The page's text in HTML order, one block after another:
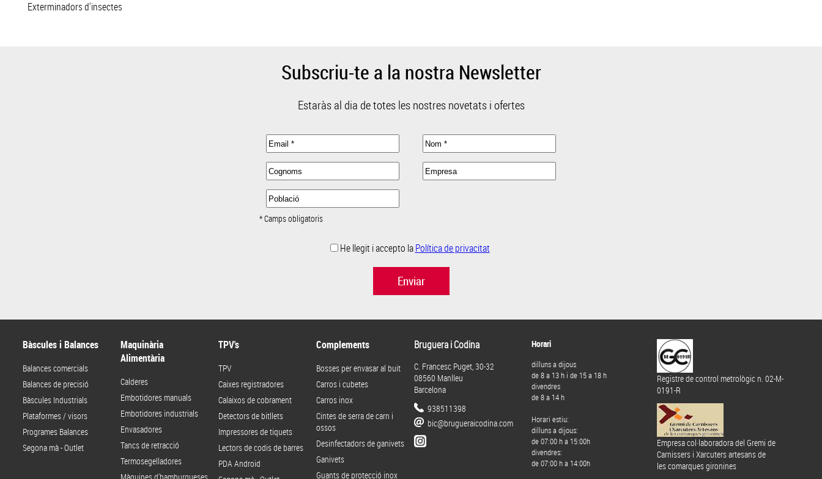
Exterminadors d'insectes
Subscriu-te a la nostra Newsletter
Estaràs al dia de totes les nostres novetats i ofertes
* Camps obligatoris
He llegit i accepto laPolítica de privacitat
Enviar
Bàscules i Balances
Balances comercials
Balances de precisió
Bàscules Industrials
Plataformes / visors
Programes Balances
Segona mà - Outlet
Maquinària
Alimentària
Calderes
Embotidores manuals
Embotidores industrials
Envasadores
Tancs de retracció
Termosegelladores
TPV's
TPV
Caixes registradores
Calaixos de cobrament
Detectors de bitllets
Impressores de tiquets
Lectors de codis de barres
PDA Android
Complements
Bosses per envasar al buit
Carros i cubetes
Carros inox
Cintes de serra de carn i
ossos
Desinfectadors de ganivets
Ganivets
Guants de protecció inox
Bruguera i Codina
C. Francesc Puget, 30-32
08560 Manlleu
Barcelona
938511398
bic@brugueraicodina.com
Horari
dilluns a dijous
de 8 a 13 h i de 15 a 18 h
divendres
de 8 a 14 h
Horari estiu:
dilluns a dijous:
de 07:00 h a 15:00h
divendres:
de 07:00 h a 14:00h
Registre de control metrològic n. 02-M-
0191-R
Empresa col·laboradora del Gremi de
Carnissers i Xarcuters artesans de
les comarques gironines